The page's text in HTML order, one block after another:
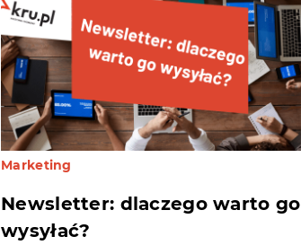
Marketing
Newsletter: dlaczego warto go
wysyłać?